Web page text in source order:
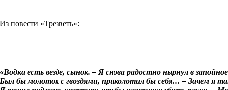
Из повести «Трезветь»:
«Водка есть везде, сынок. – Я снова радостно нырнул в
Был бы молоток с гвоздями, приколотил бы себя… – Зачем я